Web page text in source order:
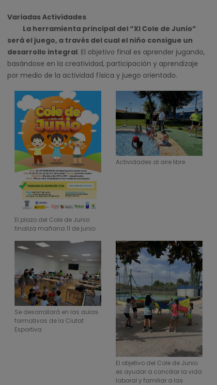
Variadas Actividades
La herramienta principal del “XI Cole de Junio”
será el juego, a través del cual el niño consigue un
desarrollo integral. El objetivo final es aprender jugando,
basándose en la creatividad, participación y aprendizaje
por medio de la actividad física y juego orientado.
El plazo del Cole de Junio
finaliza mañana 11 de junio
Actividades al aire libre
Se desarrollará en las aulas
formativas de la Ciutat
Esportiva
El objetivo del Cole de Junio
es ayudar a conciliar la vida
laboral y familiar a las